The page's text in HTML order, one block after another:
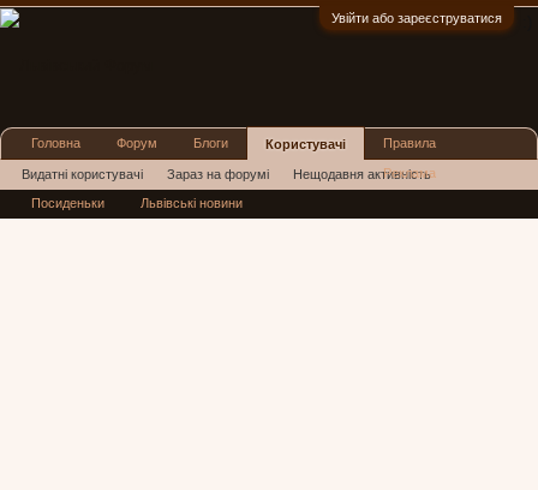
Увійти або зареєструватися
Головна Форум Блоги Користувачі
Видатні користувачі Зараз на форумі Нещодавня активність
Нові повідомлення профілю
Правила
Реклама
Посиденьки Львівські новини